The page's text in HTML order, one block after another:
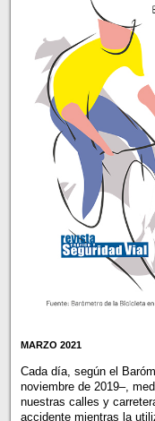
MARZO 2021
Cada día, según el
noviembre de 2019–,
nuestras calles y
accidente mientras la